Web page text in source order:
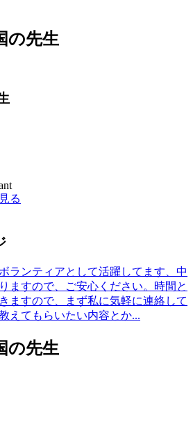
の先生
る
ランティアとして活躍してます、中
ますので、ご安心ください。時間と
ますので、まず私に気軽に連絡して
えてもらいたい内容とか...
の先生